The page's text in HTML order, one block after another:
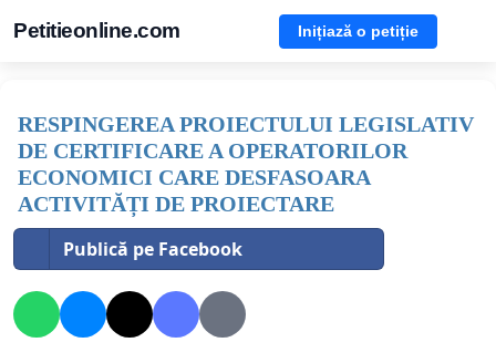
Petitieonline.com Inițiază o petiție
RESPINGEREA PROIECTULUI LEGISLATIV
DE CERTIFICARE A OPERATORILOR
ECONOMICI CARE DESFASOARA
ACTIVITĂȚI DE PROIECTARE
Publică pe Facebook